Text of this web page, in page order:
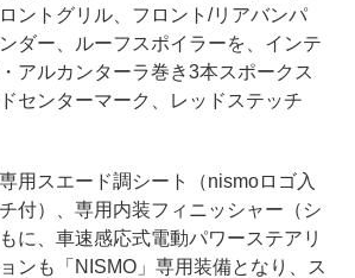
ントグリル、フロント/リアバンパ
ダー、ルーフスポイラーを、インテ
アルカンターラ巻き3本スポークス
センターマーク、レッドステッチ
用スエード調シート（nismoロゴ入
付）、専用内装フィニッシャー（シ
に、車速感応式電動パワーステアリ
ンも「NISMO」専用装備となり、ス